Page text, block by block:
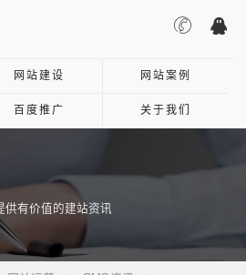
网站建设 网站案例
百度推广 关于我们
供有价值的建站资讯